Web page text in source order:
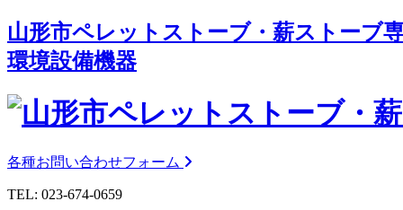
山形市ペレットストーブ・薪ストーブ
環境設備機器
各種お問い合わせフォーム
TEL: 023-674-0659